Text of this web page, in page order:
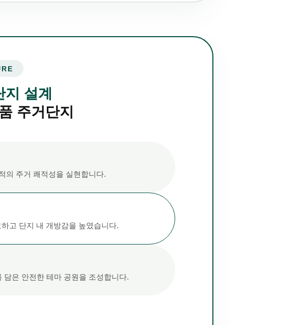
지 설계
주거단지
의 주거 쾌적성을 실현합니다.
고 단지 내 개방감을 높였습니다.
은 안전한 테마 공원을 조성합니다.